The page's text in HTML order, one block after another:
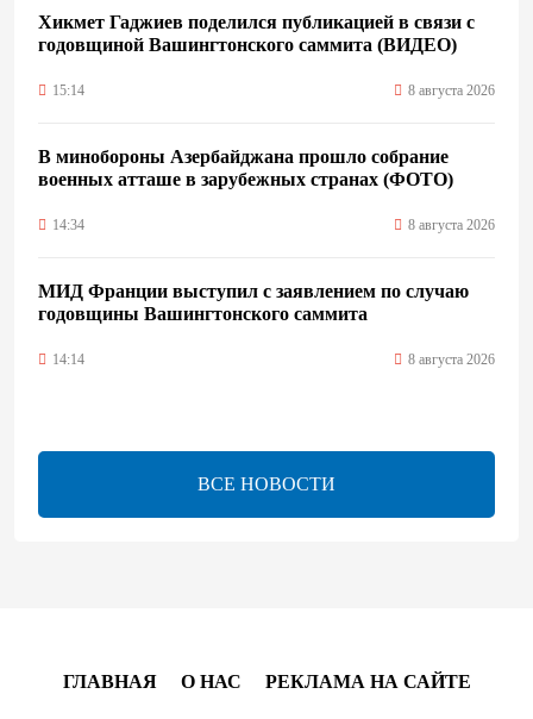
Хикмет Гаджиев поделился публикацией в связи с
годовщиной Вашингтонского саммита (ВИДЕО)
15:14 8 августа 2026
В минобороны Азербайджана прошло собрание
военных атташе в зарубежных странах (ФОТО)
14:34 8 августа 2026
МИД Франции выступил с заявлением по случаю
годовщины Вашингтонского саммита
14:14 8 августа 2026
синхронизировали курс на мир
Вашингтонский саммит стал отправной точкой для
ВСЕ НОВОСТИ
ГЛАВНАЯ О НАС РЕКЛАМА НА САЙТЕ